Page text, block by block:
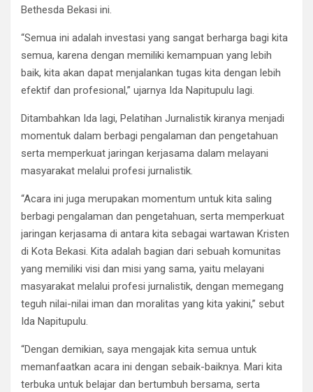
Bethesda Bekasi ini.
“Semua ini adalah investasi yang sangat berharga bagi kita
semua, karena dengan memiliki kemampuan yang lebih
baik, kita akan dapat menjalankan tugas kita dengan lebih
efektif dan profesional,” ujarnya Ida Napitupulu lagi.
Ditambahkan Ida lagi, Pelatihan Jurnalistik kiranya menjadi
momentuk dalam berbagi pengalaman dan pengetahuan
serta memperkuat jaringan kerjasama dalam melayani
masyarakat melalui profesi jurnalistik.
“Acara ini juga merupakan momentum untuk kita saling
berbagi pengalaman dan pengetahuan, serta memperkuat
jaringan kerjasama di antara kita sebagai wartawan Kristen
di Kota Bekasi. Kita adalah bagian dari sebuah komunitas
yang memiliki visi dan misi yang sama, yaitu melayani
masyarakat melalui profesi jurnalistik, dengan memegang
teguh nilai-nilai iman dan moralitas yang kita yakini,” sebut
Ida Napitupulu.
“Dengan demikian, saya mengajak kita semua untuk
memanfaatkan acara ini dengan sebaik-baiknya. Mari kita
terbuka untuk belajar dan bertumbuh bersama, serta